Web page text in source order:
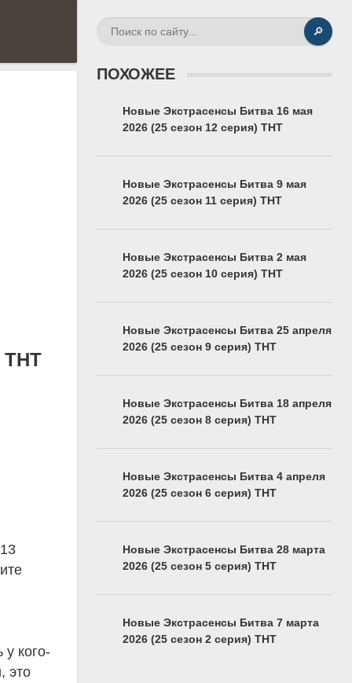
🔎
ТНТ
кого-
это
ПОХОЖЕЕ
Новые Экстрасенсы Битва 16 мая
2026 (25 сезон 12 серия) ТНТ
Новые Экстрасенсы Битва 9 мая
2026 (25 сезон 11 серия) ТНТ
Новые Экстрасенсы Битва 2 мая
2026 (25 сезон 10 серия) ТНТ
Новые Экстрасенсы Битва 25 апреля
2026 (25 сезон 9 серия) ТНТ
Новые Экстрасенсы Битва 18 апреля
2026 (25 сезон 8 серия) ТНТ
Новые Экстрасенсы Битва 4 апреля
2026 (25 сезон 6 серия) ТНТ
Новые Экстрасенсы Битва 28 марта
2026 (25 сезон 5 серия) ТНТ
Новые Экстрасенсы Битва 7 марта
2026 (25 сезон 2 серия) ТНТ